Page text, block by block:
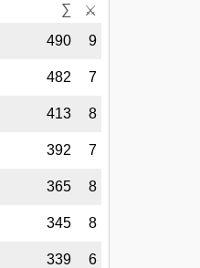
∑ ⚔
490 9
482 7
413 8
392 7
365 8
345 8
339 6